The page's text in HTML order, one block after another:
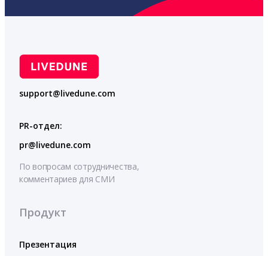
support@livedune.com
PR-отдел:
pr@livedune.com
По вопросам сотрудничества,
комментариев для СМИ
Продукт
Презентация